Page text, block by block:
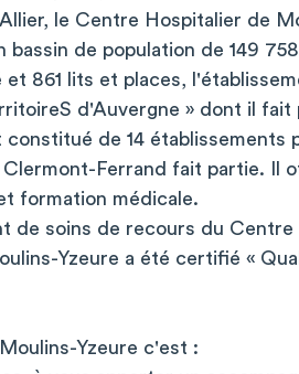
le Centre Hospitalier de
de population de 149
861 lits et places,
d'Auvergne » dont il fait
de 14 établissements
Ferrand fait partie. Il
formation médicale.
de soins de recours du
Yzeure a été certifié «
Yzeure c'est :